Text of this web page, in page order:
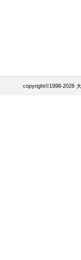
copyright©1998-2026